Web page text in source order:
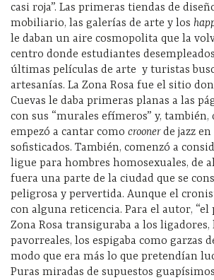
casi roja”. Las primeras tiendas de
mobiliario, las galerías de arte y los
le daban un aire cosmopolita que la
centro donde estudiantes
últimas películas de arte y turistas
artesanías. La Zona Rosa fue el sitio
Cuevas le daba primeras planas a las
con sus “murales efímeros” y, también,
empezó a cantar como croonerde jazz
sofisticados. También, comenzó a
ligue para hombres homosexuales, de
fuera una parte de la ciudad que se
peligrosa y pervertida. Aunque el
con alguna reticencia. Para el autor, “el
Zona Rosa transiguraba a los
pavorreales, los espigaba como garzas
modo que era más lo que pretendían
Puras miradas de supuestos